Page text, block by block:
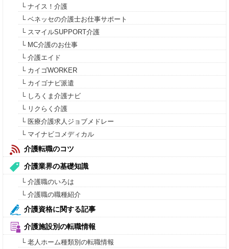
└ ナイス！介護
└ ベネッセの介護士お仕事サポート
└ スマイルSUPPORT介護
└ MC介護のお仕事
└ 介護エイド
└ カイゴWORKER
└ カイゴナビ派遣
└ しろくま介護ナビ
└ リクらく介護
└ 医療介護求人ジョブメドレー
└ マイナビコメディカル
介護転職のコツ
介護業界の基礎知識
└ 介護職のいろは
└ 介護職の職種紹介
介護資格に関する記事
介護施設別の転職情報
└ 老人ホーム種類別の転職情報